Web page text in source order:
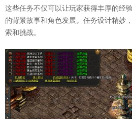
这些任务不仅可以让玩家获得丰厚的经
的背景故事和角色发展。任务设计精妙
索和挑战。